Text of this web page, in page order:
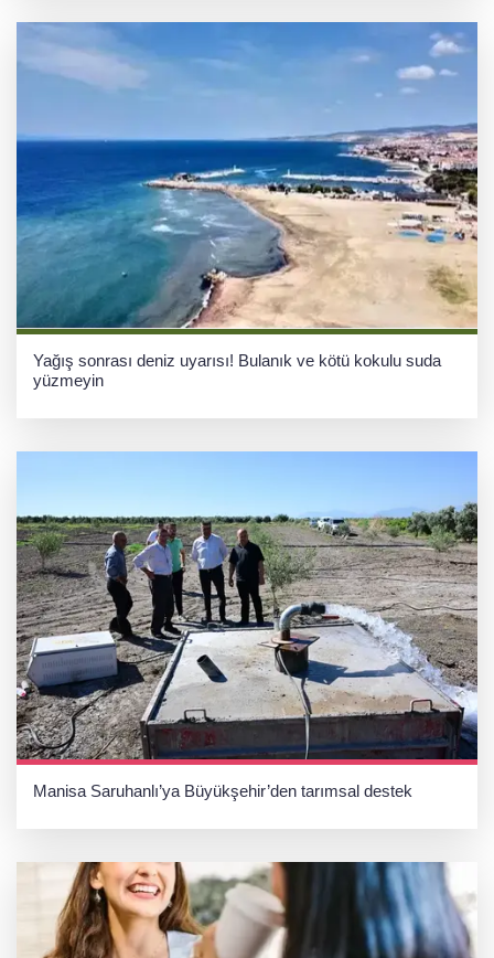
Yağış sonrası deniz uyarısı! Bulanık ve kötü kokulu suda
yüzmeyin
Manisa Saruhanlı’ya Büyükşehir’den tarımsal destek